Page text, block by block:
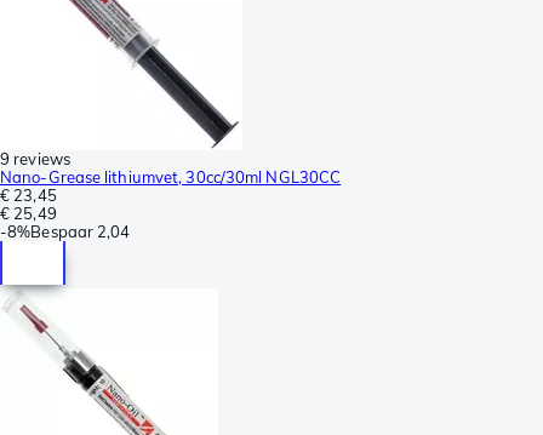
9 reviews
Nano-Grease lithiumvet, 30cc/30ml NGL30CC
€ 23,45
€ 25,49
-8%Bespaar 2,04